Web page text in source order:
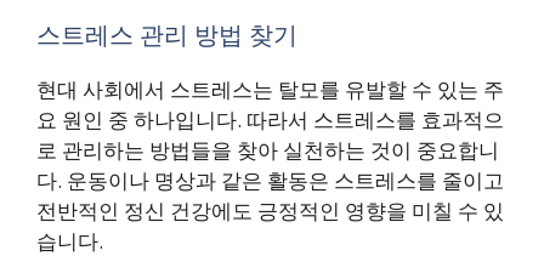
스트레스 관리 방법 찾기
현대 사회에서 스트레스는 탈모를 유발할 수 있는 주
요 원인 중 하나입니다. 따라서 스트레스를 효과적으
로 관리하는 방법들을 찾아 실천하는 것이 중요합니
다. 운동이나 명상과 같은 활동은 스트레스를 줄이고
전반적인 정신 건강에도 긍정적인 영향을 미칠 수 있
습니다.